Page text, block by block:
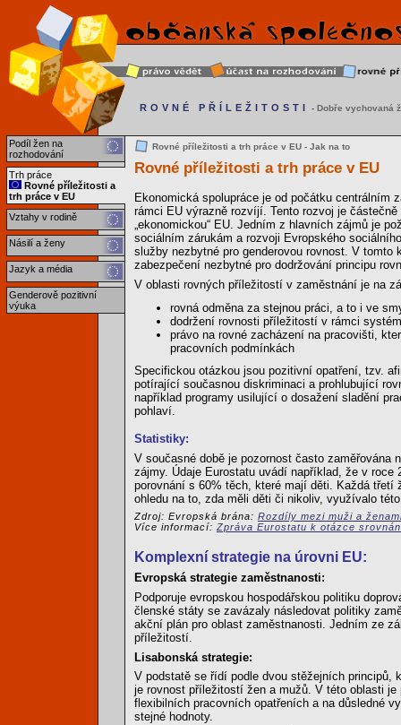
Podíl žen na
rozhodování
Trh práce
Rovné příležitosti a
trh práce v EU
Vztahy v rodině
Násilí a ženy
Jazyk a média
Genderově pozitivní
výuka
ROVNÉ PŘÍLEŽITOSTI - Dobře vychovaná
Rovné příležitosti a trh práce v EU - Jak na to
Rovné příležitosti a trh práce v EU
Ekonomická spolupráce je od počátku centrálním
rámci EU výrazně rozvíjí. Tento rozvoj je
„ekonomickou“ EU. Jedním z hlavních zájmů je
sociálním zárukám a rozvoji Evropského
služby nezbytné pro genderovou rovnost. V
zabezpečení nezbytné pro dodržování principu
V oblasti rovných příležitostí v zaměstnání je na
rovná odměna za stejnou práci, a to i ve
dodržení rovnosti příležitostí v rámci
právo na rovné zacházení na pracovišti,
pracovních podmínkách
Specifickou otázkou jsou pozitivní opatření, tzv.
potírající současnou diskriminaci a prohlubující
například programy usilující o dosažení sladění
pohlaví.
Statistiky:
V současné době je pozornost často
zájmy. Údaje Eurostatu uvádí například, že v
porovnání s 60% těch, které mají děti. Každá
ohledu na to, zda měli děti či nikoliv, využívalo
Zdroj: Evropská brána: Rozdíly mezi muži a
Více informací: Zpráva Eurostatu k otázce
Komplexní strategie na úrovni EU:
Evropská strategie zaměstnanosti:
Podporuje evropskou hospodářskou politiku
členské státy se zavázaly následovat politiky
akční plán pro oblast zaměstnanosti. Jedním ze
příležitostí.
Lisabonská strategie:
V podstatě se řídí podle dvou stěžejních
je rovnost příležitostí žen a mužů. V této oblasti
flexibilních pracovních opatřeních a na důsledné
stejné hodnoty.